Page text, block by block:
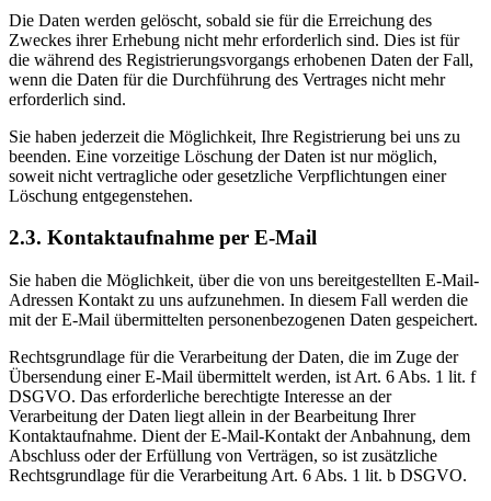
Die Daten werden gelöscht, sobald sie für die Erreichung des
Zweckes ihrer Erhebung nicht mehr erforderlich sind. Dies ist für
die während des Registrierungsvorgangs erhobenen Daten der Fall,
wenn die Daten für die Durchführung des Vertrages nicht mehr
erforderlich sind.
Sie haben jederzeit die Möglichkeit, Ihre Registrierung bei uns zu
beenden. Eine vorzeitige Löschung der Daten ist nur möglich,
soweit nicht vertragliche oder gesetzliche Verpflichtungen einer
Löschung entgegenstehen.
2.3. Kontaktaufnahme per E-Mail
Sie haben die Möglichkeit, über die von uns bereitgestellten E-Mail-
Adressen Kontakt zu uns aufzunehmen. In diesem Fall werden die
mit der E-Mail übermittelten personenbezogenen Daten gespeichert.
Rechtsgrundlage für die Verarbeitung der Daten, die im Zuge der
Übersendung einer E-Mail übermittelt werden, ist Art. 6 Abs. 1 lit. f
DSGVO. Das erforderliche berechtigte Interesse an der
Verarbeitung der Daten liegt allein in der Bearbeitung Ihrer
Kontaktaufnahme. Dient der E-Mail-Kontakt der Anbahnung, dem
Abschluss oder der Erfüllung von Verträgen, so ist zusätzliche
Rechtsgrundlage für die Verarbeitung Art. 6 Abs. 1 lit. b DSGVO.